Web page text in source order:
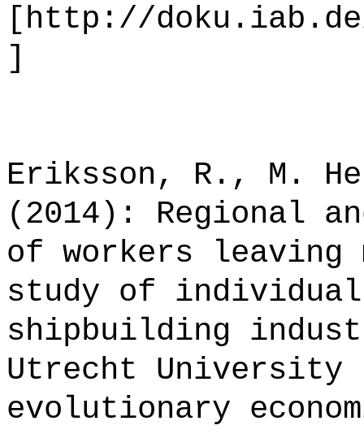
[http://
]
Eriksson, R., M.
(2014): Regional
of workers leaving
study of
shipbuilding
Utrecht
evolutionary